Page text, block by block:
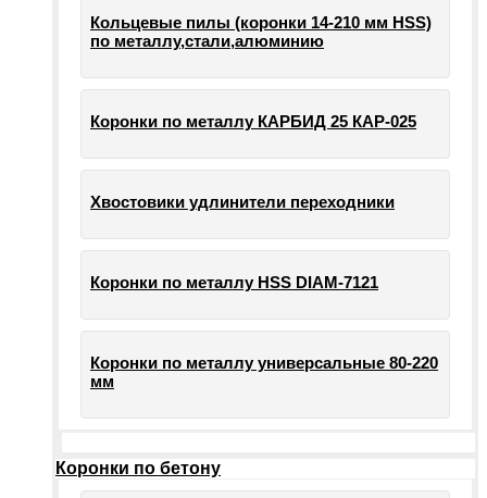
Кольцевые пилы (коронки 14-210 мм HSS)
по металлу,стали,алюминию
Коронки по металлу КАРБИД 25 КАР-025
Хвостовики удлинители переходники
Коронки по металлу HSS DIAM-7121
Коронки по металлу универсальные 80-220
мм
Коронки по бетону